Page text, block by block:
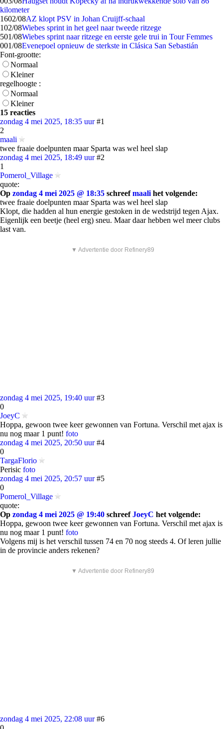
kilometer
1602/08AZ klopt PSV in Johan Cruijff-schaal
102/08Wiebes sprint in het geel naar tweede ritzege
501/08Wiebes sprint naar ritzege en eerste gele trui in Tour Femmes
001/08Evenepoel opnieuw de sterkste in Clásica San Sebastián
Font-grootte:
Normaal
Kleiner
regelhoogte :
Normaal
Kleiner
15 reacties
zondag 4 mei 2025, 18:35 uur #1
2
maali
twee fraaie doelpunten maar Sparta was wel heel slap
zondag 4 mei 2025, 18:49 uur #2
1
Pomerol_Village
quote:
Op zondag 4 mei 2025 @ 18:35 schreefmaali het volgende:
twee fraaie doelpunten maar Sparta was wel heel slap
Klopt, die hadden al hun energie gestoken in de wedstrijd tegen Ajax.
Eigenlijk een beetje (heel erg) sneu. Maar daar hebben wel meer clubs
last van.
▼ Advertentie door Refinery89
zondag 4 mei 2025, 19:40 uur #3
0
JoeyC
Hoppa, gewoon twee keer gewonnen van Fortuna. Verschil met ajax is
nu nog maar 1 punt! foto
zondag 4 mei 2025, 20:50 uur #4
0
TargaFlorio
Perisic foto
zondag 4 mei 2025, 20:57 uur #5
0
Pomerol_Village
quote:
Op zondag 4 mei 2025 @ 19:40 schreefJoeyC het volgende:
Hoppa, gewoon twee keer gewonnen van Fortuna. Verschil met ajax is
nu nog maar 1 punt! foto
Volgens mij is het verschil tussen 74 en 70 nog steeds 4. Of leren jullie
in de provincie anders rekenen?
▼ Advertentie door Refinery89
zondag 4 mei 2025, 22:08 uur #6